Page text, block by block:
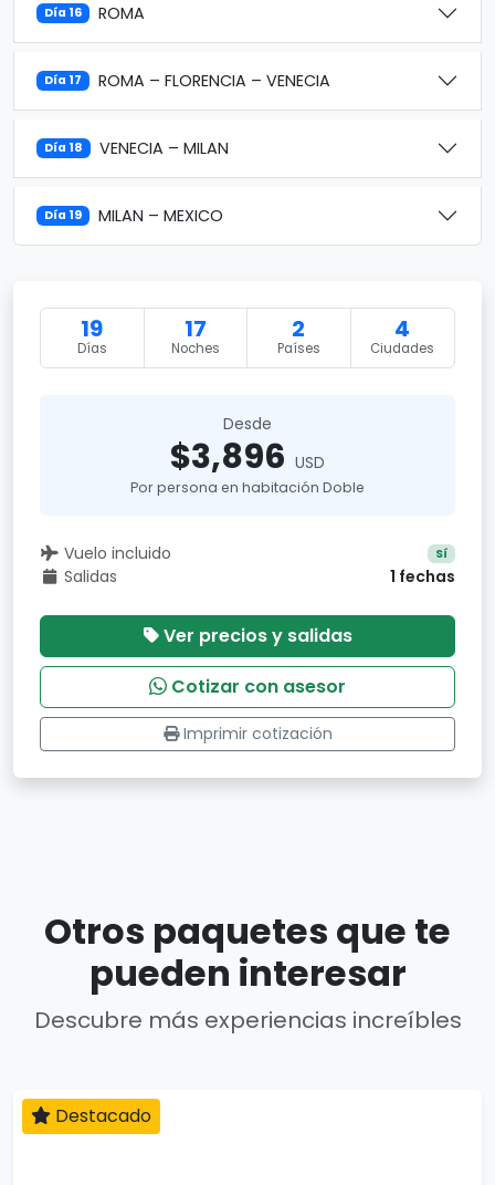
Día 16 ROMA
Día 17 ROMA – FLORENCIA – VENECIA
Día 18 VENECIA – MILAN
Día 19 MILAN – MEXICO
19
Días
17
Noches
2
Países
4
Ciudades
Desde
$3,896 USD
Por persona en habitación Doble
Vuelo incluido Sí
Salidas 1 fechas
Ver precios y salidas
Cotizar con asesor
Imprimir cotización
Otros paquetes que te
pueden interesar
Descubre más experiencias increíbles
Destacado